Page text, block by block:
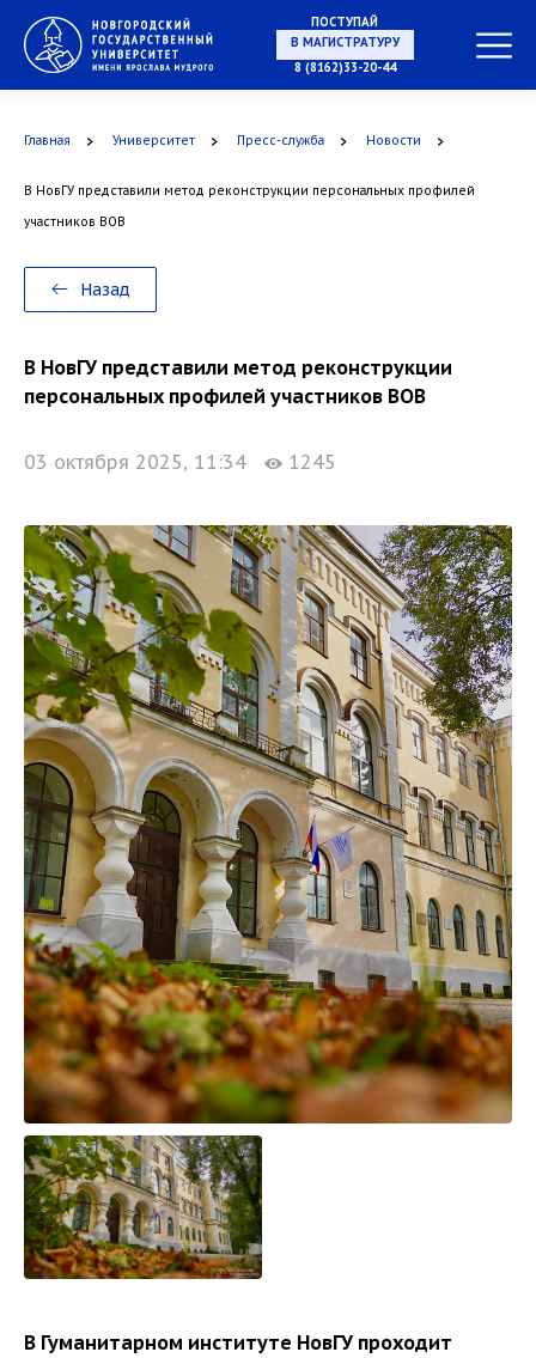
ПОСТУПАЙ
В МАГИСТРАТУРУ
8 (8162)33-20-44
Главная Университет Пресс-служба Новости
В НовГУ представили метод реконструкции персональных профилей
участников ВОВ
Назад
В НовГУ представили метод реконструкции
персональных профилей участников ВОВ
03 октября 2025, 11:34 1245
В Гуманитарном институте НовГУ проходит